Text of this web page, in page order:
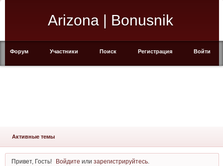
Arizona | Bonusnik
Форум Участники Поиск Регистрация Войти
Активные темы
Привет, Гость! Войдите илизарегистрируйтесь